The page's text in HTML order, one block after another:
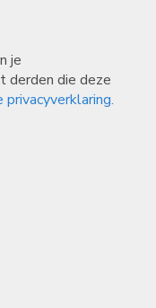
je
derden die deze
privacyverklaring.